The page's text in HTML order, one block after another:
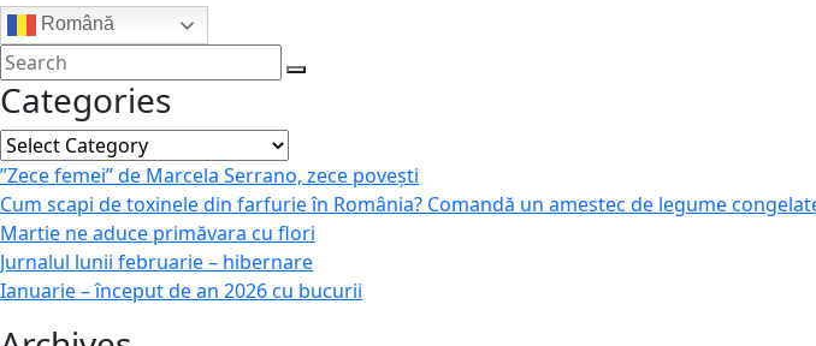
Română
Categories
Categories
”Zece femei” de Marcela Serrano, zece povești
Cum scapi de toxinele din farfurie în România? Comandă un amestec de legume
Martie ne aduce primăvara cu flori
Jurnalul lunii februarie – hibernare
Ianuarie – început de an 2026 cu bucurii